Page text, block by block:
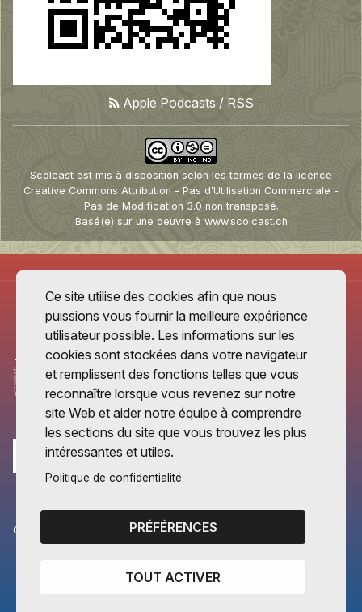
Apple Podcasts / RSS
Scolcast est mis à disposition selon les termes de la licence
Creative Commons Attribution - Pas d’Utilisation Commerciale -
Pas de Modification 3.0 non transposé.
Basé(e) sur une oeuvre à www.scolcast.ch
CANTONS PARTENAIRES
Vaud
Ce site utilise des cookies afin que nous
puissions vous fournir la meilleure expérience
utilisateur possible. Les informations sur les
cookies sont stockées dans votre navigateur
et remplissent des fonctions telles que vous
reconnaître lorsque vous revenez sur notre
site Web et aider notre équipe à comprendre
les sections du site que vous trouvez les plus
intéressantes et utiles.
Politique de confidentialité
PRÉFÉRENCES
TOUT ACTIVER